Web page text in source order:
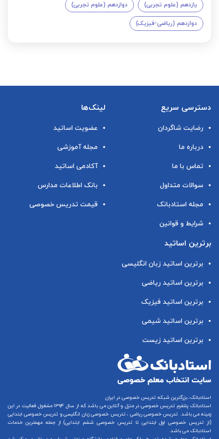
یازدهم (علوم تجربی) دوازدهم (علوم تجربی)
دوازدهم (ریاضی-فیزیک)
دسترسی سریع
رضایت شاگردان
درباره ما
تماس با ما
سوالات متداول
مجله استادبانک
شرایط و قوانین
لینک‌ها
عضویت اساتید
مجله آموزشی
آکادمی اساتید
بانک اطلاعات مدارس
قیمت تدریس خصوصی
برترین اساتید
برترین اساتید زبان انگلیسی
برترین اساتید ریاضی
برترین اساتید فیزیک
برترین اساتید شیمی
برترین اساتید زیست
استادبانک، بزرگترین شبکه تدریس خصوصی در ایران
استادبانک پلتفرم تدریس خصوصی در منزل و آنلاین
می باشد که از سال ۱۳۹۴ مشغول فعالیت در این
زمینه می باشد. تدریس خصوصی ریاضی ، تدریس خصوصی زبان انگلیسیو تدریس خصوصی ابتدایی
(از تدریس خصوصی اول ابتدایی تا تدریس خصوصی ششم ابتدایی) از جمله مهمترین خدمات
استادبانک می باشد.